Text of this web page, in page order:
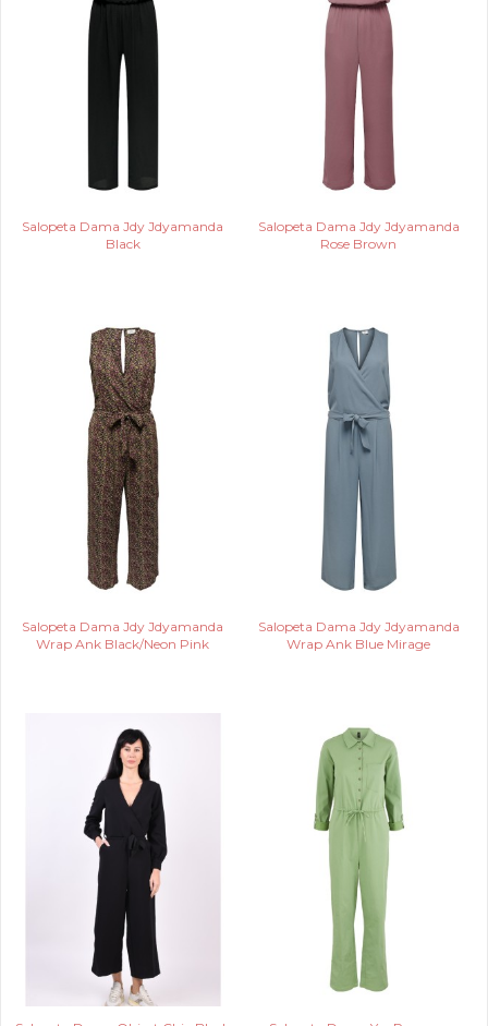
Salopeta Dama Jdy Jdyamanda
Black
Salopeta Dama Jdy Jdyamanda
Rose Brown
Salopeta Dama Jdy Jdyamanda
Wrap Ank Black/Neon Pink
Salopeta Dama Jdy Jdyamanda
Wrap Ank Blue Mirage